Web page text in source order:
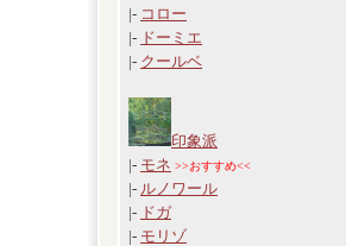
|- コロー
|- ドーミエ
|- クールベ
印象派
|- モネ >>おすすめ<<
|- ルノワール
|- ドガ
|- モリゾ